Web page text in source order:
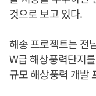
것으로 보고 있다.
해송 프로젝트는 전
W급 해상풍력단지
규모 해상풍력 개발